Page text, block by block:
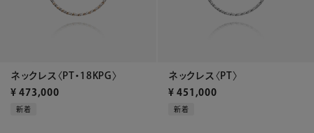
ネックレス〈PT・18KPG〉
¥ 473,000
新着
ネックレス〈PT〉
¥ 451,000
新着